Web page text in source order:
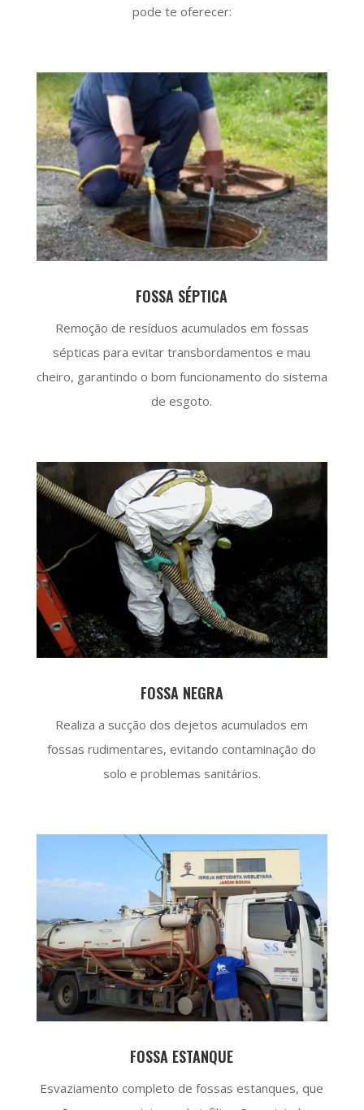
pode te oferecer:
FOSSA SÉPTICA
Remoção de resíduos acumulados em fossas
sépticas para evitar transbordamentos e mau
cheiro, garantindo o bom funcionamento do sistema
de esgoto.
FOSSA NEGRA
Realiza a sucção dos dejetos acumulados em
fossas rudimentares, evitando contaminação do
solo e problemas sanitários.
FOSSA ESTANQUE
Esvaziamento completo de fossas estanques, que